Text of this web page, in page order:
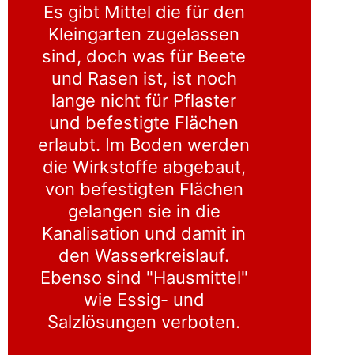
Es gibt Mittel die für den
Kleingarten zugelassen
sind, doch was für Beete
und Rasen ist, ist noch
lange nicht für Pflaster
und befestigte Flächen
erlaubt. Im Boden werden
die Wirkstoffe abgebaut,
von befestigten Flächen
gelangen sie in die
Kanalisation und damit in
den Wasserkreislauf.
Ebenso sind "Hausmittel"
wie Essig- und
Salzlösungen verboten.